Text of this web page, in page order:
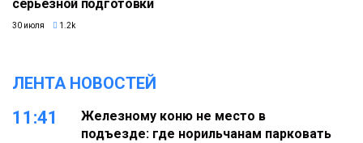
серьёзной подготовки
30 июля 1.2k
ЛЕНТА НОВОСТЕЙ
11:41
Железному коню не место в
подъезде: где норильчанам парковать